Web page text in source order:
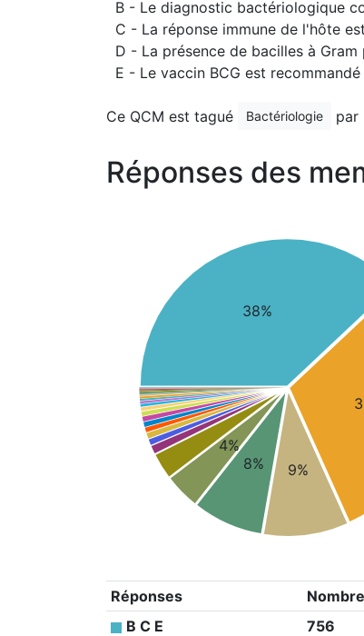
B - Le diagnostic bactériologique
C - La réponse immune de l'hôte
D - La présence de bacilles à
E - Le vaccin BCG est
Ce QCM est tagué Bactériologie par
Réponses des
38%
9%
8%
4%
Réponses Nombre
B C E
756